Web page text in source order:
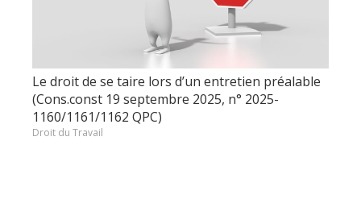
Le droit de se taire lors d’un entretien préalable
(Cons.const 19 septembre 2025, n° 2025-
1160/1161/1162 QPC)
Droit du Travail